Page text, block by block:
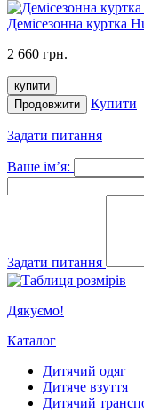
Демісезонна куртка
2 660 грн.
купити
Продовжити
Купити
Задати питання
Ваше ім’я:
Задати питання
Дякуємо!
Каталог
Дитячий одяг
Дитяче взуття
Дитячий